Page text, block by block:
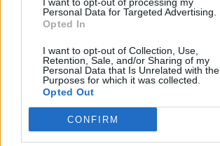
Personal Data for Targeted Advertising.
Opted In
I want to opt-out of Collection, Use,
Retention, Sale, and/or Sharing of my
Personal Data that Is Unrelated with the
Purposes for which it was collected.
Opted Out
CONFIRM